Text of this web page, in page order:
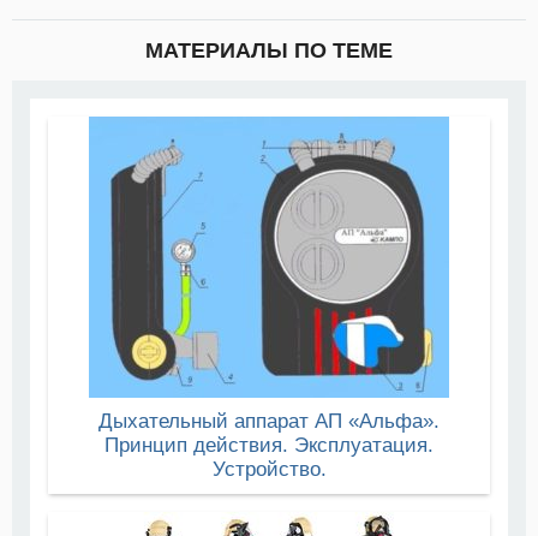
МАТЕРИАЛЫ ПО ТЕМЕ
Дыхательный аппарат АП «Альфа».
Принцип действия. Эксплуатация.
Устройство.